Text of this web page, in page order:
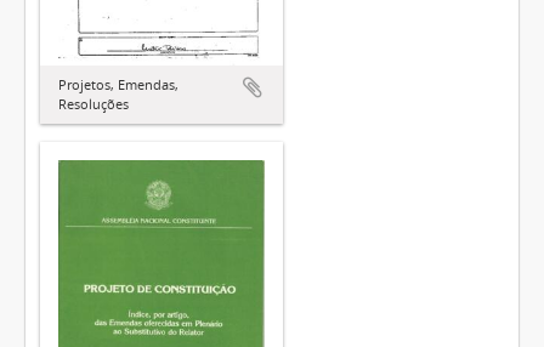
Projetos, Emendas,
Resoluções